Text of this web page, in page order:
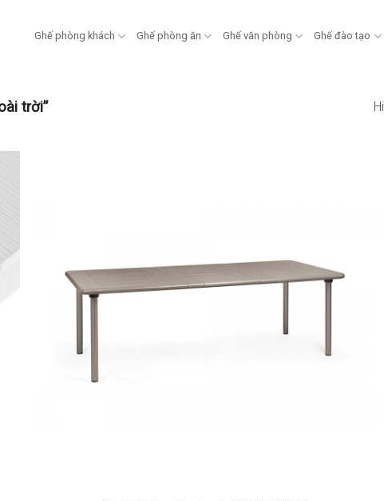
Ghế phòng khách Ghế phòng ăn Ghế văn phòng Ghế đào tạo
trời”